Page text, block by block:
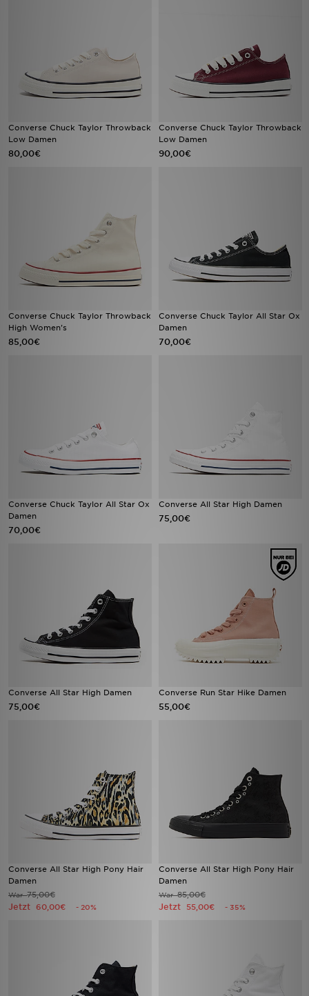
Converse Chuck Taylor Throwback
Low Damen
80,00€
Converse Chuck Taylor Throwback
Low Damen
90,00€
Converse Chuck Taylor Throwback
High Women's
85,00€
Converse Chuck Taylor All Star Ox
Damen
70,00€
Converse Chuck Taylor All Star Ox
Damen
70,00€
Converse All Star High Damen
75,00€
Converse All Star High Damen
75,00€
Converse Run Star Hike Damen
55,00€
Converse All Star High Pony Hair
Damen
War75,00€
Jetzt 60,00€ - 20%
Converse All Star High Pony Hair
Damen
War85,00€
Jetzt 55,00€ - 35%